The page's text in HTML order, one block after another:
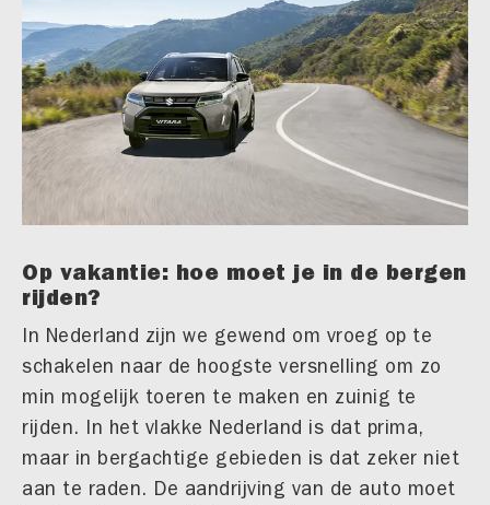
Op vakantie: hoe moet je in de bergen
rijden?
In Nederland zijn we gewend om vroeg op te
schakelen naar de hoogste versnelling om zo
min mogelijk toeren te maken en zuinig te
rijden. In het vlakke Nederland is dat prima,
maar in bergachtige gebieden is dat zeker niet
aan te raden. De aandrijving van de auto moet